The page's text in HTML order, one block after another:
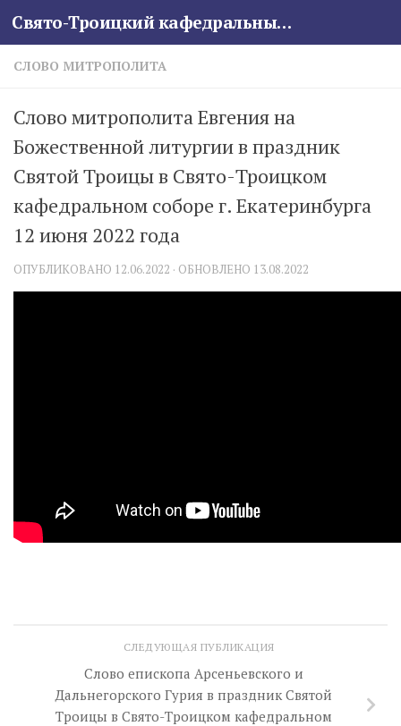
Skip to content Свято-Троицкий кафедральный собор
СЛОВО МИТРОПОЛИТА
Слово митрополита Евгения на
Божественной литургии в праздник
Святой Троицы в Свято-Троицком
кафедральном соборе г. Екатеринбурга
12 июня 2022 года
ОПУБЛИКОВАНО 12.06.2022 · ОБНОВЛЕНО 13.08.2022
СЛЕДУЮЩАЯ ПУБЛИКАЦИЯ
Слово епископа Арсеньевского и
Дальнегорского Гурия в праздник Святой
Троицы в Свято-Троицком кафедральном